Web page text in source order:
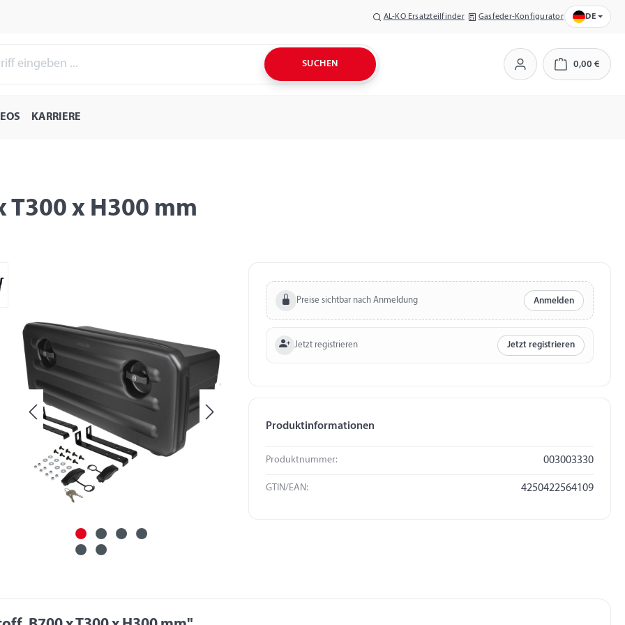
AL-KO Ersatzteilfinder Gasfeder-Konfigurator DE
SUCHEN 0,00 €
KARRIERE
T300 x H300 mm
Preise sichtbar nach Anmeldung Anmelden
Jetzt registrieren Jetzt registrieren
Produktinformationen
Produktnummer: 003003330
GTIN/EAN: 4250422564109